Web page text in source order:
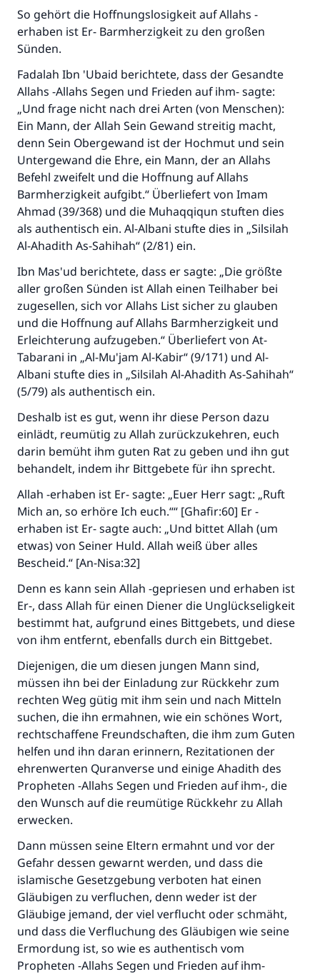
So gehört die Hoffnungslosigkeit auf Allahs -
erhaben ist Er- Barmherzigkeit zu den großen
Sünden.
Fadalah Ibn 'Ubaid berichtete, dass der Gesandte
Allahs -Allahs Segen und Frieden auf ihm- sagte:
„Und frage nicht nach drei Arten (von Menschen):
Ein Mann, der Allah Sein Gewand streitig macht,
denn Sein Obergewand ist der Hochmut und sein
Untergewand die Ehre, ein Mann, der an Allahs
Befehl zweifelt und die Hoffnung auf Allahs
Barmherzigkeit aufgibt.“ Überliefert von Imam
Ahmad (39/368) und die Muhaqqiqun stuften dies
als authentisch ein. Al-Albani stufte dies in „Silsilah
Al-Ahadith As-Sahihah“ (2/81) ein.
Ibn Mas'ud berichtete, dass er sagte: „Die größte
aller großen Sünden ist Allah einen Teilhaber bei
zugesellen, sich vor Allahs List sicher zu glauben
und die Hoffnung auf Allahs Barmherzigkeit und
Erleichterung aufzugeben.“ Überliefert von At-
Tabarani in „Al-Mu'jam Al-Kabir“ (9/171) und Al-
Albani stufte dies in „Silsilah Al-Ahadith As-Sahihah“
(5/79) als authentisch ein.
Deshalb ist es gut, wenn ihr diese Person dazu
einlädt, reumütig zu Allah zurückzukehren, euch
darin bemüht ihm guten Rat zu geben und ihn gut
behandelt, indem ihr Bittgebete für ihn sprecht.
Allah -erhaben ist Er- sagte: „Euer Herr sagt: „Ruft
Mich an, so erhöre Ich euch.““ [Ghafir:60] Er -
erhaben ist Er- sagte auch: „Und bittet Allah (um
etwas) von Seiner Huld. Allah weiß über alles
Bescheid.“ [An-Nisa:32]
Denn es kann sein Allah -gepriesen und erhaben ist
Er-, dass Allah für einen Diener die Unglückseligkeit
bestimmt hat, aufgrund eines Bittgebets, und diese
von ihm entfernt, ebenfalls durch ein Bittgebet.
Diejenigen, die um diesen jungen Mann sind,
müssen ihn bei der Einladung zur Rückkehr zum
rechten Weg gütig mit ihm sein und nach Mitteln
suchen, die ihn ermahnen, wie ein schönes Wort,
rechtschaffene Freundschaften, die ihm zum Guten
helfen und ihn daran erinnern, Rezitationen der
ehrenwerten Quranverse und einige Ahadith des
Propheten -Allahs Segen und Frieden auf ihm-, die
den Wunsch auf die reumütige Rückkehr zu Allah
erwecken.
Dann müssen seine Eltern ermahnt und vor der
Gefahr dessen gewarnt werden, und dass die
islamische Gesetzgebung verboten hat einen
Gläubigen zu verfluchen, denn weder ist der
Gläubige jemand, der viel verflucht oder schmäht,
und dass die Verfluchung des Gläubigen wie seine
Ermordung ist, so wie es authentisch vom
Propheten -Allahs Segen und Frieden auf ihm-
Der Prophet -Allahs Segen und Frieden auf
ihm- sagte:
"Wer zum Guten aufruft, hat den Lohn
(MUSLIM 1893)
Beitrag dazu